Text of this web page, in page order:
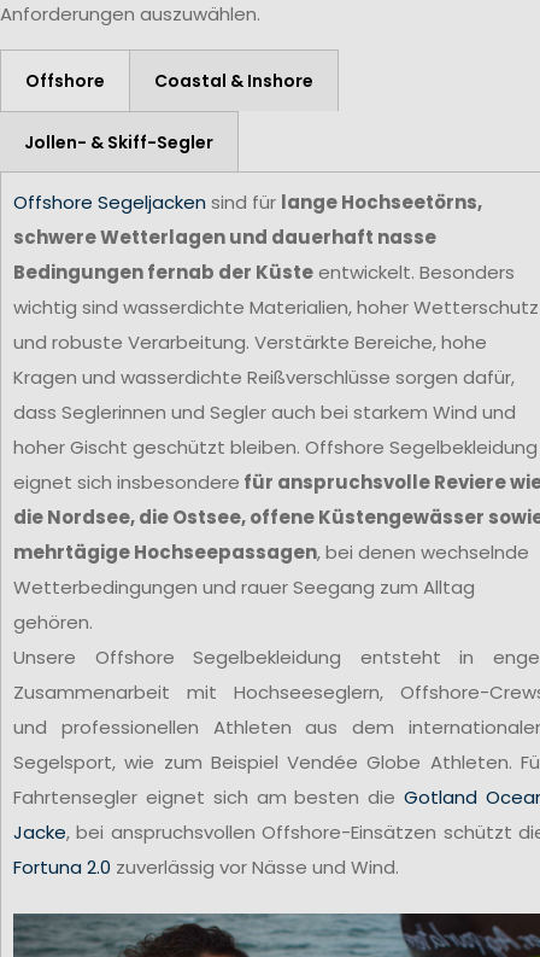
Anforderungen auszuwählen.
Offshore Coastal & Inshore
Jollen- & Skiff-Segler
Offshore Segeljacken sind für lange Hochseetörns,
schwere Wetterlagen und dauerhaft nasse
Bedingungen fernab der Küsteentwickelt. Besonders
wichtig sind wasserdichte Materialien, hoher Wetterschutz
und robuste Verarbeitung. Verstärkte Bereiche, hohe
Kragen und wasserdichte Reißverschlüsse sorgen dafür,
dass Seglerinnen und Segler auch bei starkem Wind und
hoher Gischt geschützt bleiben. Offshore Segelbekleidung
eignet sich insbesondere für anspruchsvolle Reviere
die Nordsee, die Ostsee, offene Küstengewässer
mehrtägige Hochseepassagen, bei denen wechselnde
Wetterbedingungen und rauer Seegang zum Alltag
gehören.
Unsere Offshore Segelbekleidung entsteht in
Zusammenarbeit mit Hochseeseglern, Offshore-
und professionellen Athleten aus dem
Segelsport, wie zum Beispiel Vendée Globe Athleten.
Fahrtensegler eignet sich am besten dieGotland
Jacke, bei anspruchsvollen Offshore-Einsätzen schützt
Fortuna 2.0 zuverlässig vor Nässe und Wind.